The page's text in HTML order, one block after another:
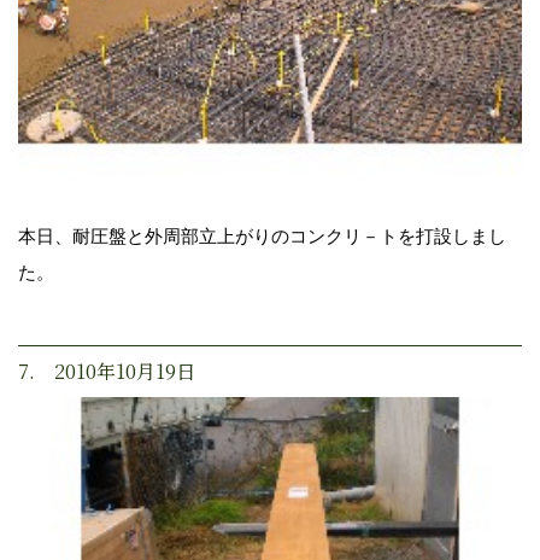
本日、耐圧盤と外周部立上がりのコンクリ－トを打設しまし
た。
7. 2010年10月19日